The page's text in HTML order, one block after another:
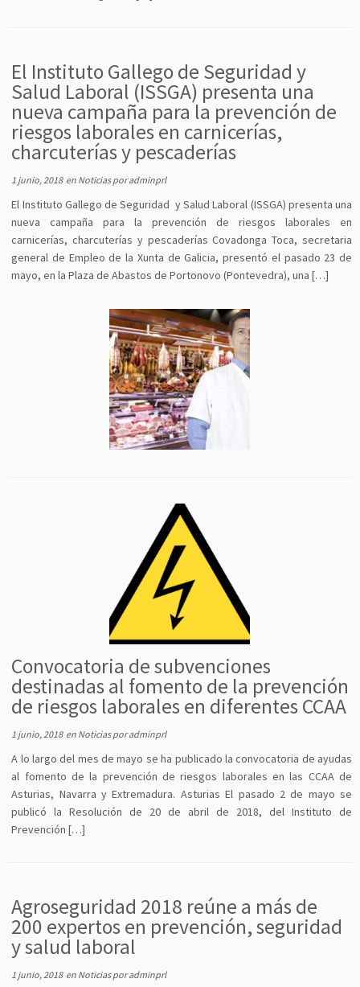
El Instituto Gallego de Seguridad y
Salud Laboral (ISSGA) presenta una
nueva campaña para la prevención de
riesgos laborales en carnicerías,
charcuterías y pescaderías
1 junio, 2018en Noticiasporadminprl
El Instituto Gallego de Seguridad y Salud Laboral (ISSGA) presenta una
nueva campaña para la prevención de riesgos laborales en
carnicerías, charcuterías y pescaderías Covadonga Toca, secretaria
general de Empleo de la Xunta de Galicia, presentó el pasado 23 de
mayo, en la Plaza de Abastos de Portonovo (Pontevedra), una […]
Convocatoria de subvenciones
destinadas al fomento de la prevención
de riesgos laborales en diferentes CCAA
1 junio, 2018en Noticiasporadminprl
A lo largo del mes de mayo se ha publicado la convocatoria de ayudas
al fomento de la prevención de riesgos laborales en las CCAA de
Asturias, Navarra y Extremadura. Asturias El pasado 2 de mayo se
publicó la Resolución de 20 de abril de 2018, del Instituto de
Prevención […]
Agroseguridad 2018 reúne a más de
200 expertos en prevención, seguridad
y salud laboral
1 junio, 2018en Noticiasporadminprl